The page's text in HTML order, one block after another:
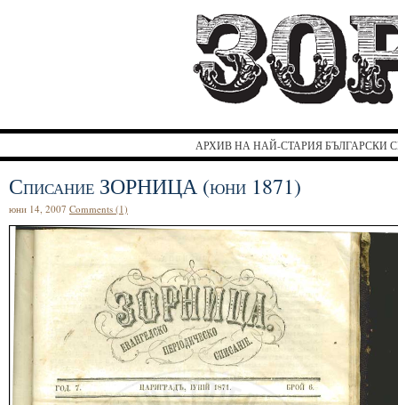
АРХИВ НА НАЙ-СТАРИЯ БЪЛГАРСКИ
Списание ЗОРНИЦА (юни 1871)
юни 14, 2007 Comments (1)